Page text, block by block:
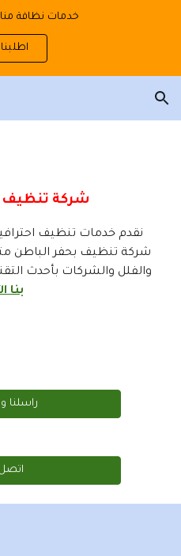
خدمات نظافة
شركة تنظيف
نقدم خدمات تنظيف
شركة تنظيف بحفر الباطن
والفلل والشركات بأحدث
بنا
راسلنا
اتصل